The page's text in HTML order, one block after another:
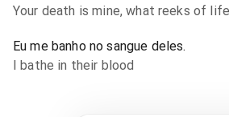
Your death is mine, what reeks of
Eu me banho no sangue deles.
I bathe in their blood